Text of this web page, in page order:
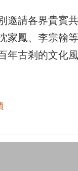
邀請各界貴賓
家鳳、李宗翰
年古剎的文化